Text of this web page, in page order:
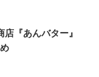
『あんバター』